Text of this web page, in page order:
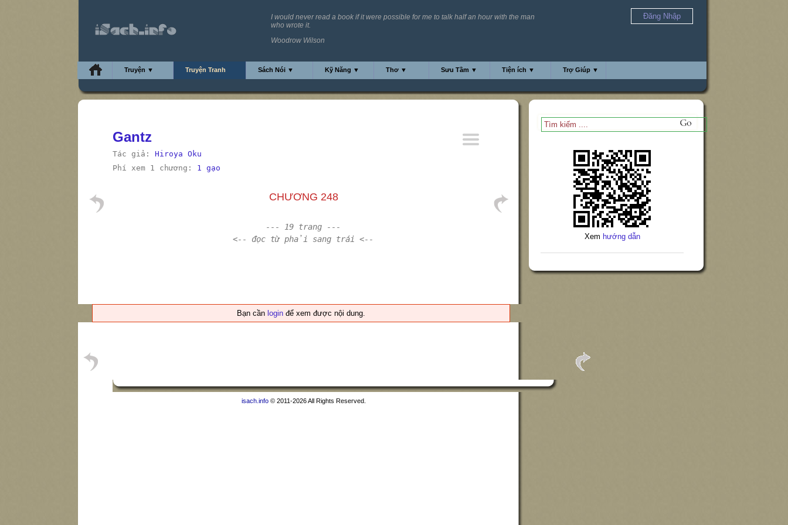
I would never read a book if it were possible for me to talk half an hour with the man
who wrote it.
Woodrow Wilson
Đăng Nhập
Truyện ▼ Truyện Tranh Sách Nói ▼ Kỹ Năng ▼ Thơ ▼ Sưu Tầm ▼ Tiện ích ▼ Trợ Giúp ▼
Xem hướng dẫn
Gantz
Tác giả: Hiroya Oku
Phí xem 1 chương: 1 gạo
CHƯƠNG 248
--- 19 trang ---
<-- đọc từ phải sang trái <--
Bạn cần login để xem được nội dung.
isach.info © 2011-2026 All Rights Reserved.